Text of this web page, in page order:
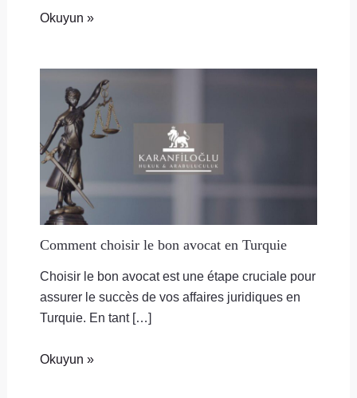
Okuyun »
Comment choisir le bon avocat en Turquie
Choisir le bon avocat est une étape cruciale pour
assurer le succès de vos affaires juridiques en
Turquie. En tant […]
Okuyun »